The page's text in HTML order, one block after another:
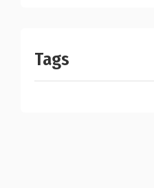
Tags